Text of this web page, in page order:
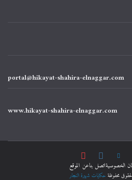
portal@hikayat-shahira-elnaggar.com
www.hikayat-shahira-elnaggar.com
اﻟﺨﺼﻮﺻﻴﺔاتصل بناعن الموقع
حكايات شهيرة النجار